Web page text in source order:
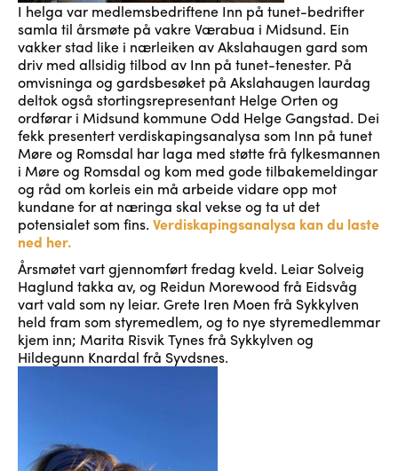
I helga var medlemsbedriftene Inn på tunet-bedrifter
samla til årsmøte på vakre Værabua i Midsund. Ein
vakker stad like i nærleiken av Akslahaugen gard som
driv med allsidig tilbod av Inn på tunet-tenester. På
omvisninga og gardsbesøket på Akslahaugen laurdag
deltok også stortingsrepresentant Helge Orten og
ordførar i Midsund kommune Odd Helge Gangstad. Dei
fekk presentert verdiskapingsanalysa som Inn på tunet
Møre og Romsdal har laga med støtte frå fylkesmannen
i Møre og Romsdal og kom med gode tilbakemeldingar
og råd om korleis ein må arbeide vidare opp mot
kundane for at næringa skal vekse og ta ut det
potensialet som fins. Verdiskapingsanalysa kan du laste
ned her.
Årsmøtet vart gjennomført fredag kveld. Leiar Solveig
Haglund takka av, og Reidun Morewood frå Eidsvåg
vart vald som ny leiar. Grete Iren Moen frå Sykkylven
held fram som styremedlem, og to nye styremedlemmar
kjem inn; Marita Risvik Tynes frå Sykkylven og
Hildegunn Knardal frå Syvdsnes.